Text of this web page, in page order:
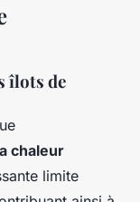
îlots de
chaleur
limite